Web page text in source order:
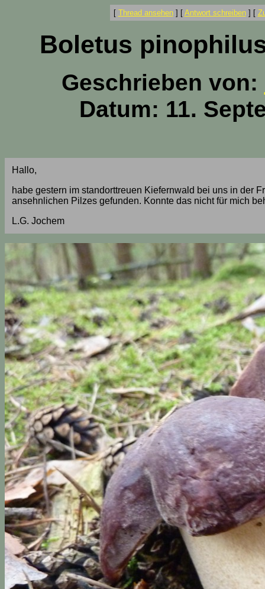
[ Thread ansehen] [ Antwort schreiben] [
Boletus
Geschrieben von:
Datum: 11.
Hallo,
habe gestern im standorttreuen Kiefernwald bei uns in der
ansehnlichen Pilzes gefunden. Konnte das nicht für mich
L.G. Jochem